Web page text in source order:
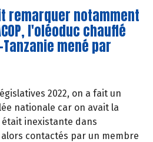
remarquer notamment
l'oléoduc chauffé
mené par
2022, on a fait un
nationale car on avait la
était inexistante dans
contactés par un membre